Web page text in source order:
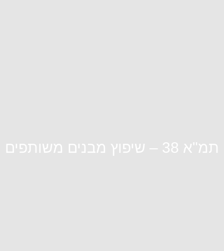
תמ"א 38 – שיפוץ מבנים משותפים